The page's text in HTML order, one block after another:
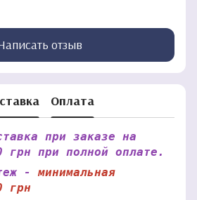
отзыв
Оплата
при заказе на
при полной оплате.
- минимальная
грн